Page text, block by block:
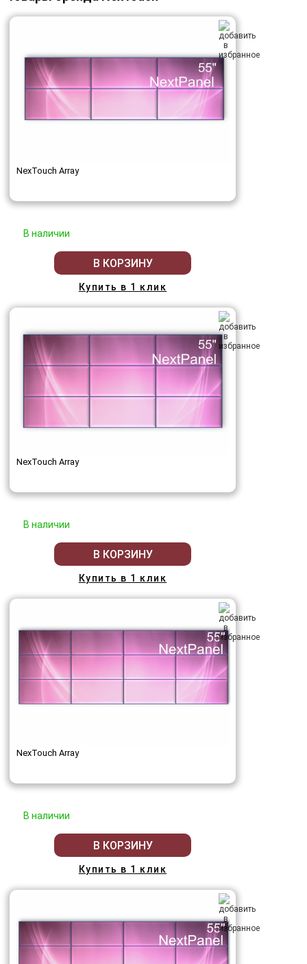
NexTouch Array
В наличии
В КОРЗИНУ
Купить в 1 клик
NexTouch Array
В наличии
В КОРЗИНУ
Купить в 1 клик
NexTouch Array
В наличии
В КОРЗИНУ
Купить в 1 клик